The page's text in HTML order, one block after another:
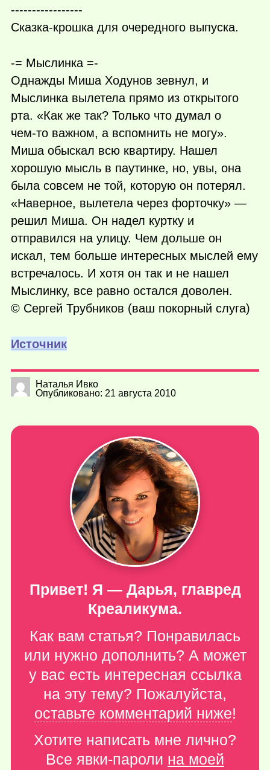
-----------------
Сказка-крошка для очередного выпуска.
-= Мыслинка =-
Однажды Миша Ходунов зевнул, и
Мыслинка вылетела прямо из открытого
рта. «Как же так? Только что думал о
чем-то важном, а вспомнить не могу».
Миша обыскал всю квартиру. Нашел
хорошую мысль в паутинке, но, увы, она
была совсем не той, которую он потерял.
«Наверное, вылетела через форточку» —
решил Миша. Он надел куртку и
отправился на улицу. Чем дольше он
искал, тем больше интересных мыслей ему
встречалось. И хотя он так и не нашел
Мыслинку, все равно остался доволен.
© Сергей Трубников (ваш покорный слуга)
Источник
Наталья Ивко
Опубликовано: 21 августа 2010
Привет! Я — Дарья, главред
Креаликума.
Как вам статья? Понравилась
или нужно дополнить? А может
у вас есть интересная ссылка
на эту тему? Пожалуйста,
оставьте комментарий ниже!
Хотите написать мне лично?
Все явки-пароли на моей